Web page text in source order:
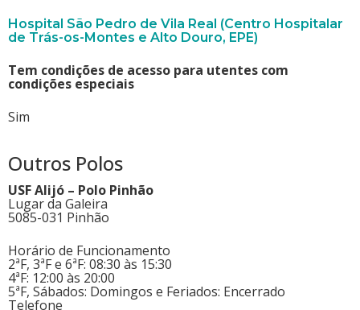
Hospital São Pedro de Vila Real (Centro Hospitalar
de Trás-os-Montes e Alto Douro, EPE)
Tem condições de acesso para utentes com
condições especiais
Sim
Outros Polos
USF Alijó – Polo Pinhão
Lugar da Galeira
5085-031 Pinhão
Horário de Funcionamento
2ªF, 3ªF e 6ªF: 08:30 às 15:30
4ªF: 12:00 às 20:00
5ªF, Sábados: Domingos e Feriados: Encerrado
Telefone